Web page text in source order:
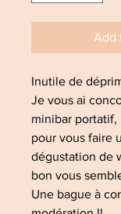
Add
Inutile de
Je vous ai
minibar portatif,
pour vous faire
dégustation de
bon vous
Une bague à